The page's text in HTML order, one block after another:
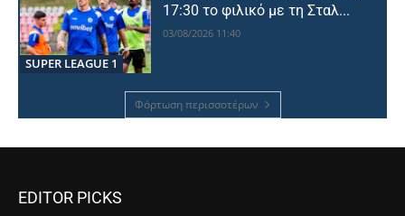
SUPER LEAGUE 1
17:30 το φιλικό με τη Σταλ...
03/08/2026 11:40
Φόρτωση περισσοτέρων
EDITOR PICKS